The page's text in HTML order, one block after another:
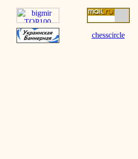
chesscircle